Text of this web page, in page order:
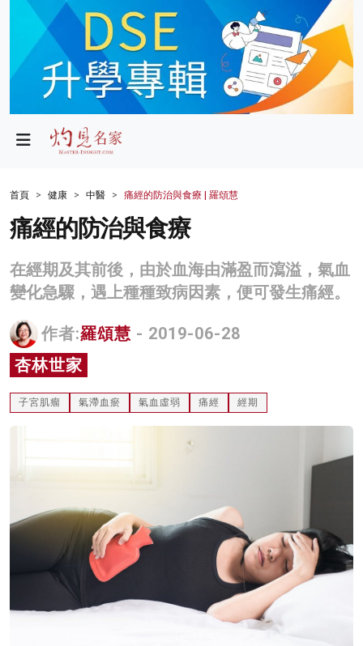
政局
財經
生活
商業
科技
影片
首頁 健康 中醫 痛經的防治與食療 | 羅頌慧
痛經的防治與食療
在經期及其前後，由於血海由滿盈而瀉溢，氣血
變化急驟，遇上種種致病因素，便可發生痛經。
作者:羅頌慧 - 2019-06-28
杏林世家
子宮肌瘤 氣滯血瘀 氣血虛弱 痛經 經期